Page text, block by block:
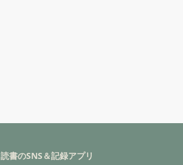
読書のSNS＆記録アプリ